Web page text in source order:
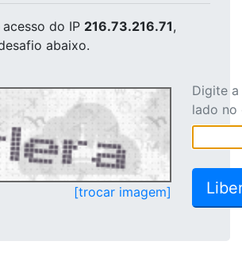
do IP 216.73.216.71,
abaixo.
[trocar imagem]
Digite
lado no